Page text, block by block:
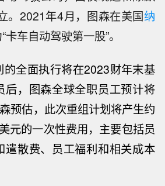
。2021年4月，图森在美国纳
卡车自动驾驶第一股”。
的全面执行将在2023财年末基
后，图森全球全职员工预计将
预估，此次重组计划将产生约
元的一次性费用，主要包括员
遣散费、员工福利和相关成本